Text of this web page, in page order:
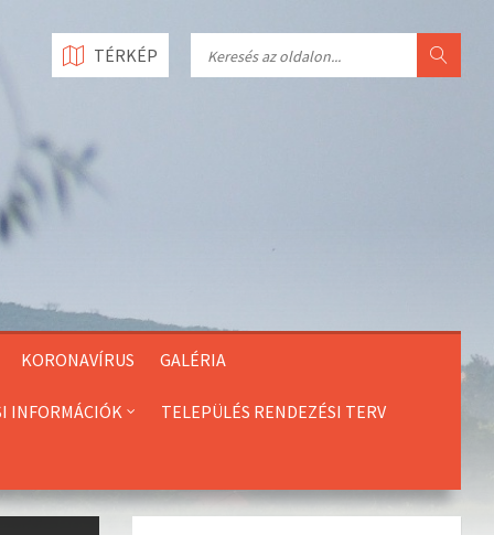
KORONAVÍRUS GALÉRIA
INFORMÁCIÓK TELEPÜLÉS RENDEZÉSI TERV
TÉRKÉP